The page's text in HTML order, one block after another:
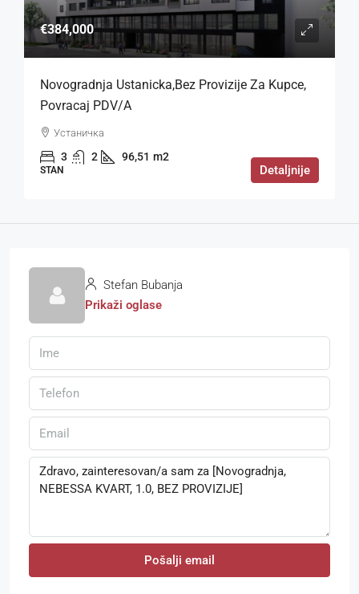
€384,000
Novogradnja Ustanicka,bez Provizije Za Kupce,
Povracaj PDV/a
Устаничка
3 2 96,51 m2
STAN Detaljnije
Stefan Bubanja
Prikaži oglase
Pošalji email